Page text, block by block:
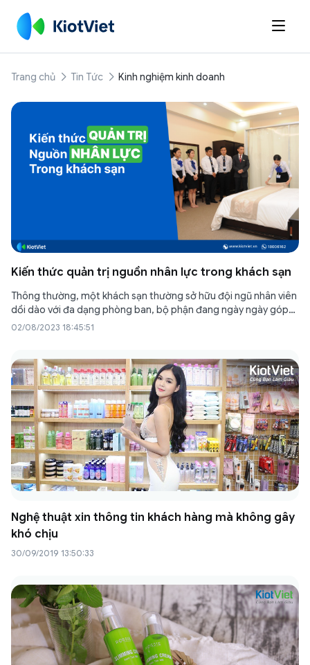

Trang chủ Tin Tức Kinh nghiệm kinh doanh
Kiến thức quản trị nguồn nhân lực trong khách sạn
Thông thường, một khách sạn thường sở hữu đội ngũ nhân viên
dồi dào với đa dạng phòng ban, bộ phận đang ngày ngày góp
sức lực và trí lực để đạt được mục tiêu về doanh thu, lợi nhuận.
02/08/2023 18:45:51
Nghệ thuật xin thông tin khách hàng mà không gây
khó chịu
30/09/2019 13:50:33